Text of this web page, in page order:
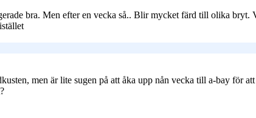
bra. Men efter en vecka så.. Blir mycket färd till olika
men är lite sugen på att åka upp nån vecka till a-bay för